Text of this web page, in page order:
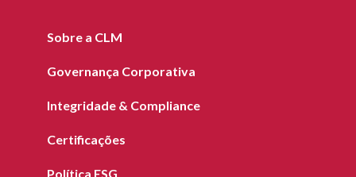
Sobre a CLM
Governança Corporativa
Integridade & Compliance
Certificações
Política ESG